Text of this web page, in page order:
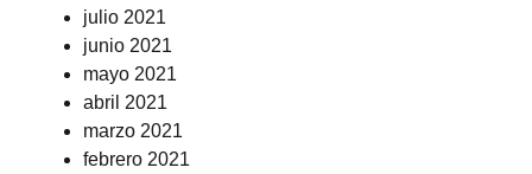
julio 2021
junio 2021
mayo 2021
abril 2021
marzo 2021
febrero 2021